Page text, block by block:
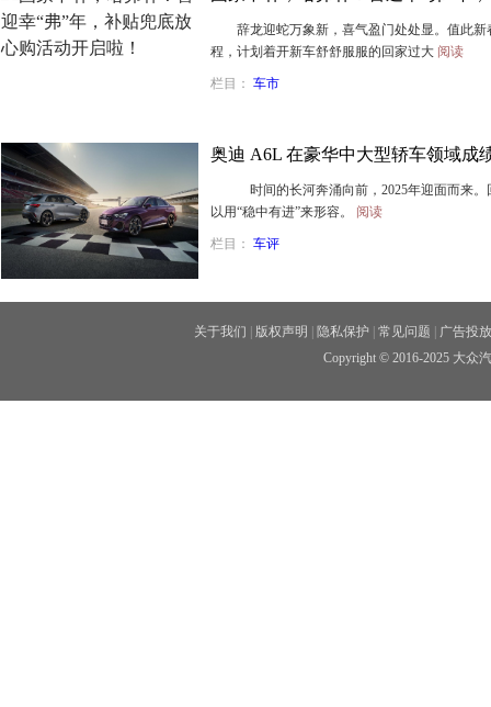
辞龙迎蛇万象新，喜气盈门处处显。值此新
程，计划着开新车舒舒服服的回家过大 阅读
栏目： 车市
奥迪 A6L 在豪华中大型轿车领域成
时间的长河奔涌向前，2025年迎面而来。
以用“稳中有进”来形容。 阅读
栏目： 车评
关于我们 版权声明 隐私保护 常见问题
广告投放
Copyright © 2016-2025 大众